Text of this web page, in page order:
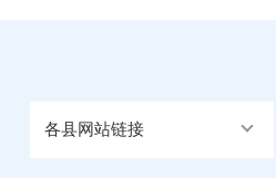
各县网站链接